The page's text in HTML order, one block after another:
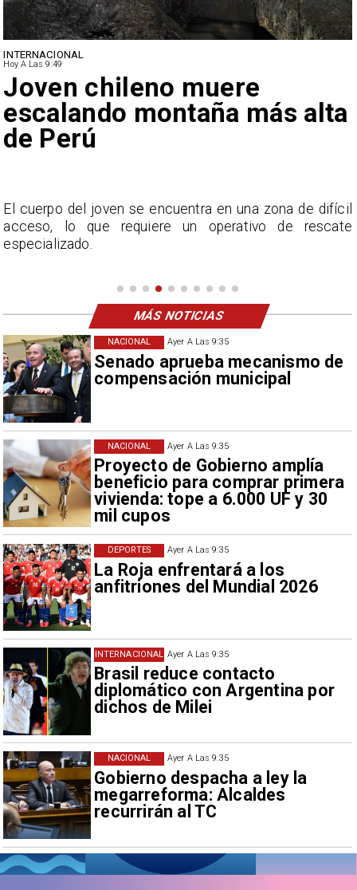
Ayer A Las 9:35
Senado aprueba mecanismo de
compensación municipal
NACIONAL
Ayer A Las 9:35
Proyecto de Gobierno amplía
beneficio para comprar primera
vivienda: tope a 6.000 UF y 30
mil cupos
NACIONAL
Ayer A Las 9:35
La Roja enfrentará a los
anfitriones del Mundial 2026
DEPORTES
Ayer A Las 9:35
Brasil reduce contacto
diplomático con Argentina por
dichos de Milei
INTERNACIONAL
Ayer A Las 9:35
Gobierno despacha a ley la
megarreforma: Alcaldes
recurrirán al TC
NACIONAL
INTERNACIONAL
Hoy A Las 9:49
Joven chileno muere
escalando montaña más alta
de Perú
El cuerpo del joven se encuentra en una zona de difícil
acceso, lo que requiere un operativo de rescate
especializado.
MÁS NOTICIAS